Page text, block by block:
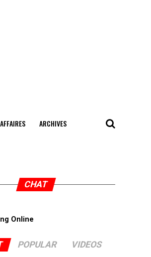
AFFAIRES ARCHIVES
CHAT
Online
POPULAR VIDEOS